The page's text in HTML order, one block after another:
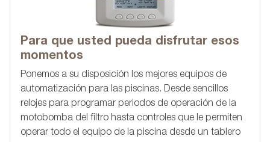
Para que usted pueda disfrutar esos
momentos
Ponemos a su disposición los mejores equipos de
automatización para las piscinas. Desde sencillos
relojes para programar periodos de operación de la
motobomba del filtro hasta controles que le permiten
operar todo el equipo de la piscina desde un tablero